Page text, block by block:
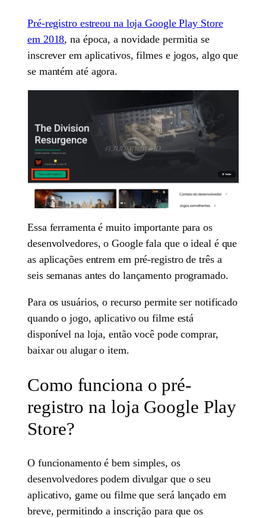
Pré-registro estreou na loja Google Play Store
em 2018, na época, a novidade permitia se
inscrever em aplicativos, filmes e jogos, algo que
se mantém até agora.
Essa ferramenta é muito importante para os
desenvolvedores, o Google fala que o ideal é que
as aplicações entrem em pré-registro de três a
seis semanas antes do lançamento programado.
Para os usuários, o recurso permite ser notificado
quando o jogo, aplicativo ou filme está
disponível na loja, então você pode comprar,
baixar ou alugar o item.
Como funciona o pré-
registro na loja Google Play
Store?
O funcionamento é bem simples, os
desenvolvedores podem divulgar que o seu
aplicativo, game ou filme que será lançado em
breve, permitindo a inscrição para que os